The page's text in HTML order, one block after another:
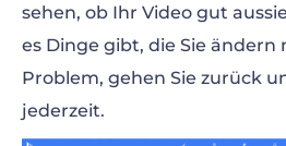
sehen, ob Ihr Video gut
es Dinge gibt, die Sie ändern
Problem, gehen Sie zurück
jederzeit.